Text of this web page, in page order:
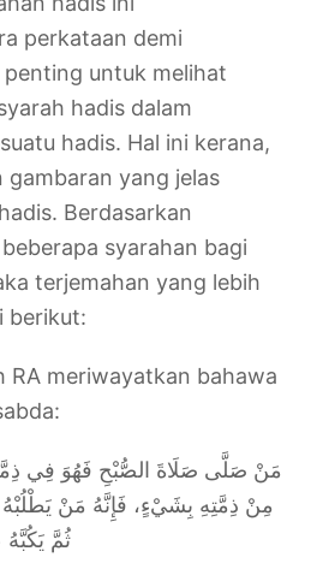
perkataan demi
untuk melihat
hadis dalam
hadis. Hal ini kerana,
yang jelas
Berdasarkan
syarahan bagi
terjemahan yang lebih
berikut:
RA meriwayatkan bahawa
مَنْ صَلَّى صَلَاةَ الصُّبْحِ فَهُوَ فِي ذِمَّةِ
مِنْ ذِمَّتِهِ بِشَيْءٍ، فَإِنَّهُ مَنْ
ثُمَّ